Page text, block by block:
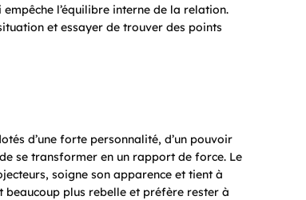
l’équilibre interne de la relation.
et essayer de trouver des points
d’une forte personnalité, d’un pouvoir
se transformer en un rapport de force. Le
soigne son apparence et tient à
beaucoup plus rebelle et préfère rester à